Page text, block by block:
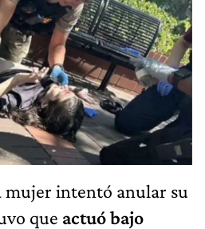
mujer intentó anular su
que actuó bajo